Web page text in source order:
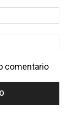
comentario